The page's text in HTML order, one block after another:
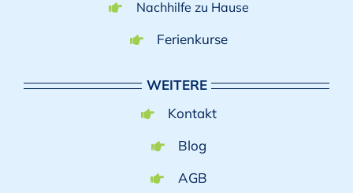
Nachhilfe zu Hause
Ferienkurse
WEITERE
Kontakt
Blog
AGB